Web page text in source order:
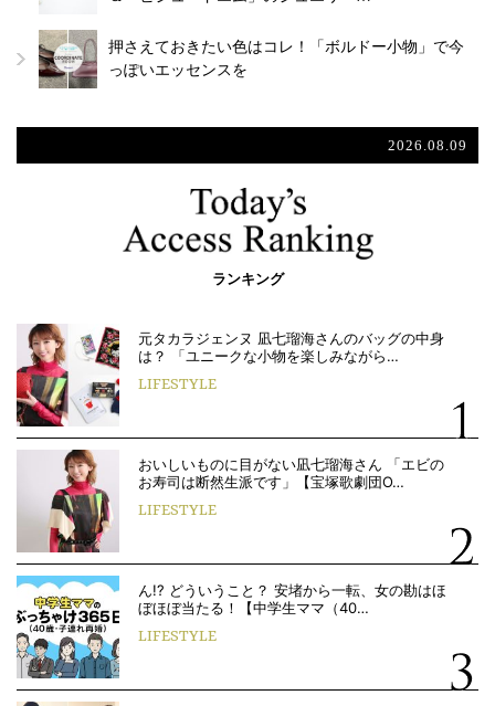
押さえておきたい色はコレ！「ボルドー小物」で今
っぽいエッセンスを
2026.08.09
ランキング
元タカラジェンヌ 凪七瑠海さんのバッグの中身
は？ 「ユニークな小物を楽しみながら…
LIFESTYLE
おいしいものに目がない凪七瑠海さん 「エビの
お寿司は断然生派です」【宝塚歌劇団O…
LIFESTYLE
ん!? どういうこと？ 安堵から一転、女の勘はほ
ぼほぼ当たる！【中学生ママ（40…
LIFESTYLE